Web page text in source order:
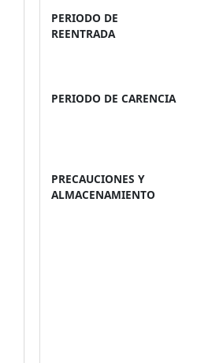
PERIODO DE
REENTRADA
PERIODO DE CARENCIA
PRECAUCIONES Y
ALMACENAMIENTO